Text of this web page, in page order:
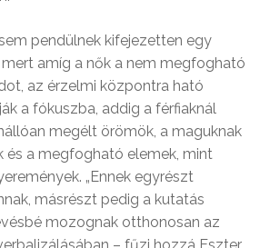
pendülnek kifejezetten egy
amíg a nők a nem megfogható
az érzelmi központra ható
a fókuszba, addig a férfiaknál
megélt örömök, a maguknak
és a megfogható elemek, mint
„Ennek egyrészt
másrészt pedig a kutatás
mozognak otthonosan az